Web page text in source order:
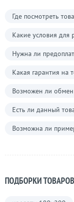
Где посмотреть
Какие условия для
Нужна ли
Какая гарантия на
Возможен ли обмен
Есть ли данный
Возможна ли
ПОДБОРКИ